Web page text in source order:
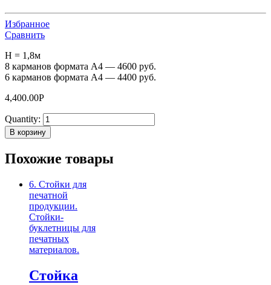
Избранное
Сравнить
H = 1,8м
8 карманов формата А4 — 4600 руб.
6 карманов формата А4 — 4400 руб.
4,400.00Р
Quantity:
В корзину
Похожие товары
6. Стойки для
печатной
продукции.
Стойки-
буклетницы для
печатных
материалов.
Стойка